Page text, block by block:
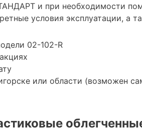
и при необходимости
условия эксплуатации, а
02-102-R
или области (возможен